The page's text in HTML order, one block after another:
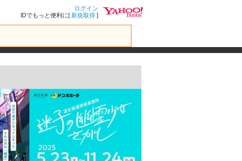
ログイン
IDでもっと便利に[新規取得 ]